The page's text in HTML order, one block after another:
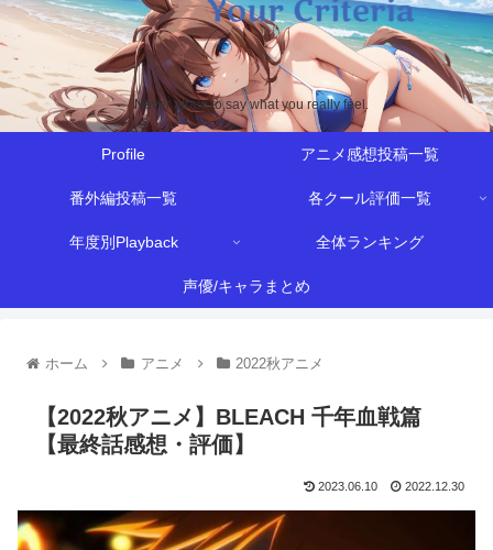
Never afraid to say what you really feel.
Profile アニメ感想投稿一覧
番外編投稿一覧 各クール評価一覧
年度別Playback 全体ランキング
声優/キャラまとめ
ホーム アニメ 2022秋アニメ
【2022秋アニメ】BLEACH 千年血戦篇
【最終話感想・評価】
2023.06.10 2022.12.30